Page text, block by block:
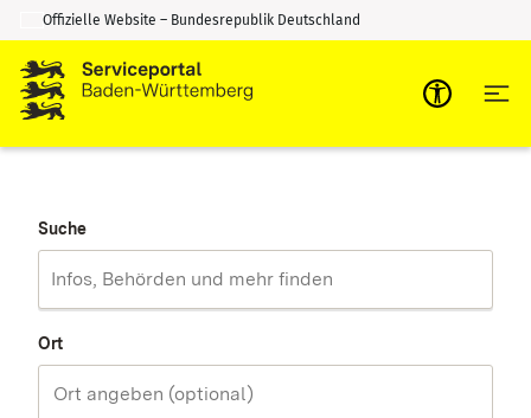
Zum Inhalt springen
Zur Suche springen
Offizielle Website – Bundesrepublik Deutschland
Suche
Ort